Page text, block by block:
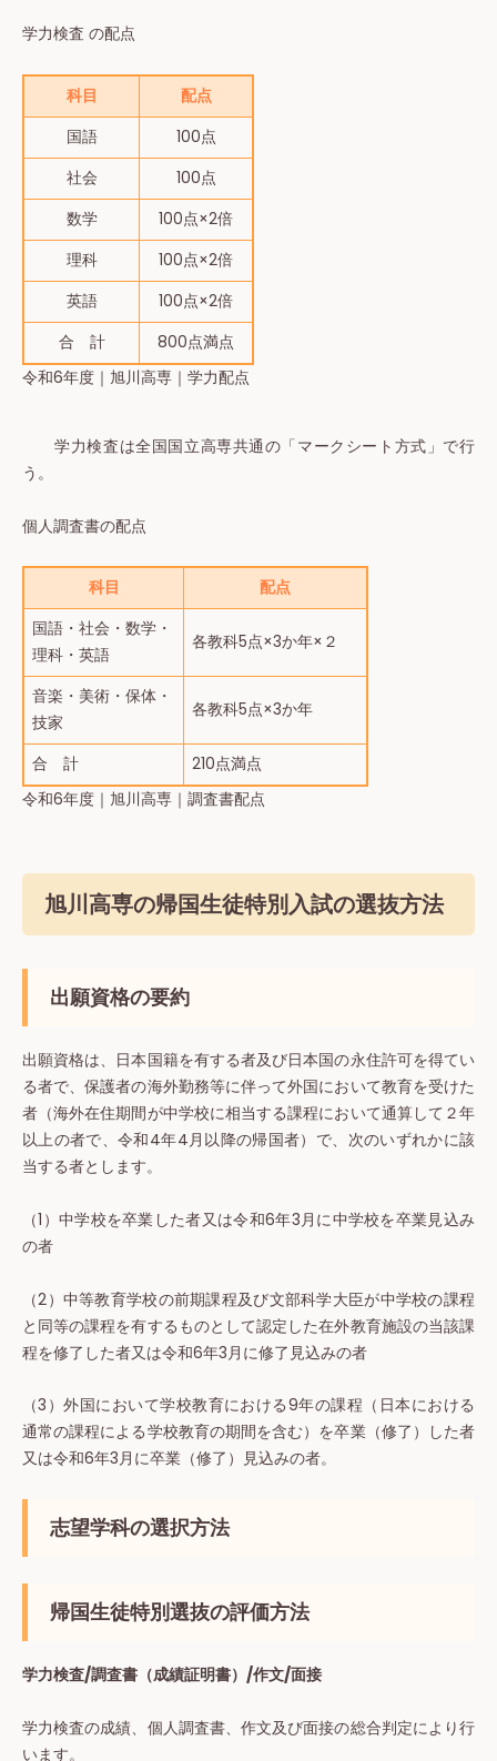
学力検査 の配点
科目
配点
国語
100点
社会
100点
数学
100点×2倍
理科
100点×2倍
英語
100点×2倍
合 計
800点満点
令和6年度｜旭川高専｜学力配点
学力検査は全国国立高専共通の「マークシート方式」で行
う。
個人調査書の配点
科目
配点
国語・社会・数学・
理科・英語
各教科5点×3か年×２
音楽・美術・保体・
技家
各教科5点×3か年
合 計
210点満点
令和6年度｜旭川高専｜調査書配点
旭川高専の帰国生徒特別入試の選抜方法
出願資格の要約
出願資格は、日本国籍を有する者及び日本国の永住許可を得てい
る者で、保護者の海外勤務等に伴って外国において教育を受けた
者（海外在住期間が中学校に相当する課程において通算して２年
以上の者で、令和4年4月以降の帰国者）で、次のいずれかに該
当する者とします。
（1）中学校を卒業した者又は令和6年3月に中学校を卒業見込み
の者
（2）中等教育学校の前期課程及び文部科学大臣が中学校の課程
と同等の課程を有するものとして認定した在外教育施設の当該課
程を修了した者又は令和6年3月に修了見込みの者
（3）外国において学校教育における9年の課程（日本における
通常の課程による学校教育の期間を含む）を卒業（修了）した者
又は令和6年3月に卒業（修了）見込みの者。
志望学科の選択方法
帰国生徒特別選抜の評価方法
学力検査/調査書（成績証明書）/作文/面接
学力検査の成績、個人調査書、作文及び面接の総合判定により行
います。